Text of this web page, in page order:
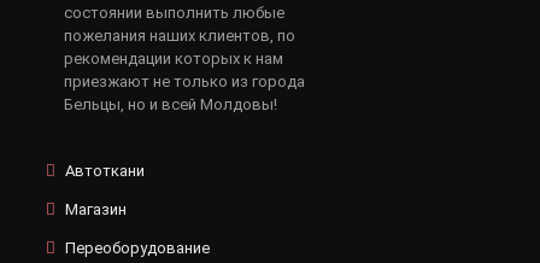
состоянии выполнить любые
пожелания наших клиентов, по
рекомендации которых к нам
приезжают не только из города
Бельцы, но и всей Молдовы!
Автоткани
Магазин
Переоборудование